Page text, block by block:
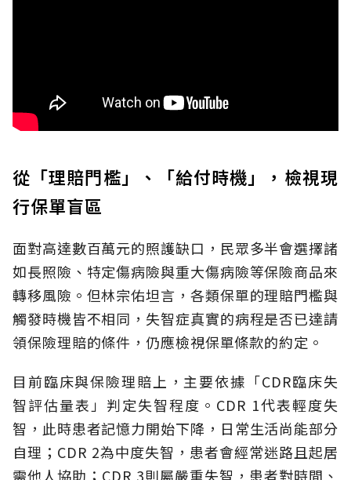
從「理賠門檻」、「給付時機」，檢視現
行保單盲區
面對高達數百萬元的照護缺口，民眾多半會選擇諸
如長照險、特定傷病險與重大傷病險等保險商品來
轉移風險。但林宗佑坦言，各類保單的理賠門檻與
觸發時機皆不相同，失智症真實的病程是否已達請
領保險理賠的條件，仍應檢視保單條款的約定。
目前臨床與保險理賠上，主要依據「CDR臨床失
智評估量表」判定失智程度。CDR 1代表輕度失
智，此時患者記憶力開始下降，日常生活尚能部分
自理；CDR 2為中度失智，患者會經常迷路且起居
需他人協助；CDR 3則屬嚴重失智，患者對時間、